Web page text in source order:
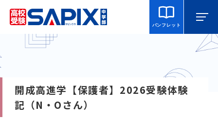
パンフレット
SAPIX中学部とは
開成高進学【保護者】2026受験体験
記（N・Oさん）